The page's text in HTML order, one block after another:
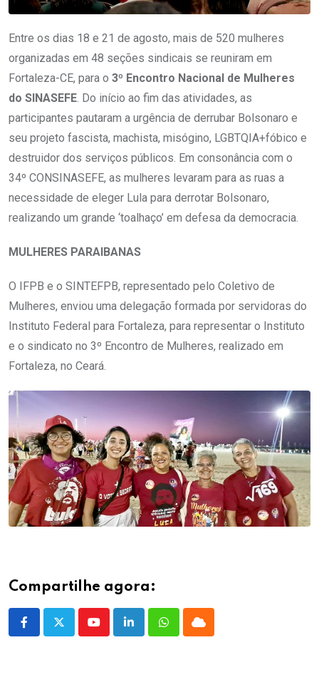
Entre os dias 18 e 21 de agosto, mais de 520 mulheres
organizadas em 48 seções sindicais se reuniram em
Fortaleza-CE, para o 3º Encontro Nacional de Mulheres
do SINASEFE. Do início ao fim das atividades, as
participantes pautaram a urgência de derrubar Bolsonaro e
seu projeto fascista, machista, misógino, LGBTQIA+fóbico e
destruidor dos serviços públicos. Em consonância com o
34º CONSINASEFE, as mulheres levaram para as ruas a
necessidade de eleger Lula para derrotar Bolsonaro,
realizando um grande ‘toalhaço’ em defesa da democracia.
MULHERES PARAIBANAS
O IFPB e o SINTEFPB, representado pelo Coletivo de
Mulheres, enviou uma delegação formada por servidoras do
Instituto Federal para Fortaleza, para representar o Instituto
e o sindicato no 3º Encontro de Mulheres, realizado em
Fortaleza, no Ceará.
Compartilhe agora:
YoutubeLinkedInWhatsappCloud